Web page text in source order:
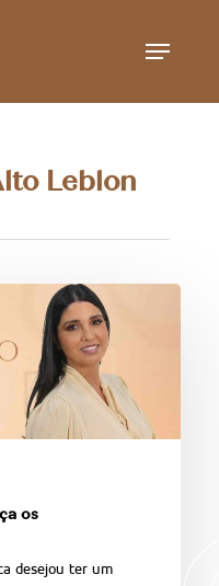
Menu
Leblon
os
desejou ter um